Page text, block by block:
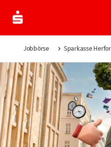
Jobbörse Sparkasse